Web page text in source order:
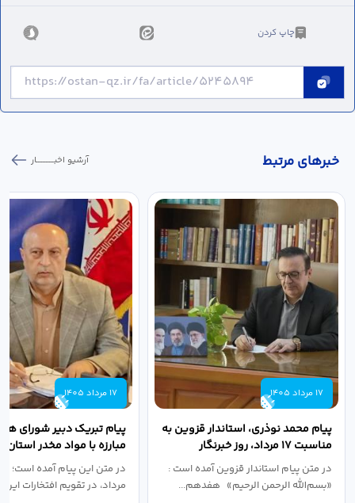
چاپ کردن
خبر‌های مرتبط آرشیو اخبـــــــــــار
17 مرداد 1405
پیام محمد نوذری، استاندار قزوین به
مناسبت ۱۷ مرداد، روز خبرنگار
در متن پیام استاندار قزوین آمده است :
«بسم‌الله الرحمن الرحیم» هفدهم...
17 مرداد 1405
پیام تبریک دبیر شورای
مبارزه با مواد مخدر استان
مناسبت روز خبرنگار...
در متن این پیام آمده
مرداد، در تقویم افتخارات